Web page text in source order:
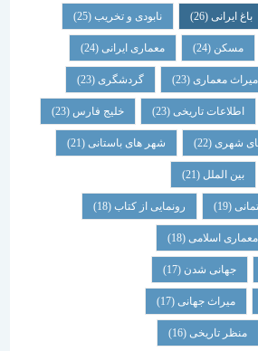
(26) نابودی و تخریب(25)
(24) معماری ایرانی(24)
(23) گردشگری (23)
تاریخی(23) خلیج فارس(23)
(22) شهر های باستانی (21)
(21)
رونمایی از کتاب (18)
(18)
شدن(17)
جهانی(17)
(16)